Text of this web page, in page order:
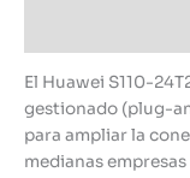
El Huawei S110-
gestionado (plug-
para ampliar la
medianas empresas